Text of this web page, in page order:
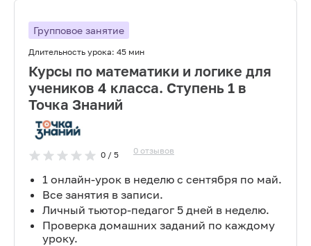
Групповое занятие
Длительность урока: 45 мин
Курсы по математики и логике для
учеников 4 класса. Ступень 1 в
Точка Знаний
0/ 5 0 отзывов
1 онлайн-урок в неделю с сентября по май.
Все занятия в записи.
Личный тьютор-педагог 5 дней в неделю.
Проверка домашних заданий по каждому
уроку.